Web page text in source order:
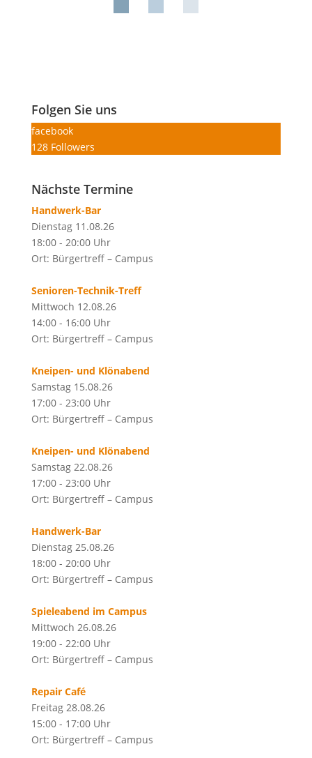
Folgen Sie uns
facebook
128 Followers
Nächste Termine
Handwerk-Bar
Dienstag 11.08.26
18:00 - 20:00 Uhr
Ort: Bürgertreff – Campus
Senioren-Technik-Treff
Mittwoch 12.08.26
14:00 - 16:00 Uhr
Ort: Bürgertreff – Campus
Kneipen- und Klönabend
Samstag 15.08.26
17:00 - 23:00 Uhr
Ort: Bürgertreff – Campus
Kneipen- und Klönabend
Samstag 22.08.26
17:00 - 23:00 Uhr
Ort: Bürgertreff – Campus
Handwerk-Bar
Dienstag 25.08.26
18:00 - 20:00 Uhr
Ort: Bürgertreff – Campus
Spieleabend im Campus
Mittwoch 26.08.26
19:00 - 22:00 Uhr
Ort: Bürgertreff – Campus
Repair Café
Freitag 28.08.26
15:00 - 17:00 Uhr
Ort: Bürgertreff – Campus